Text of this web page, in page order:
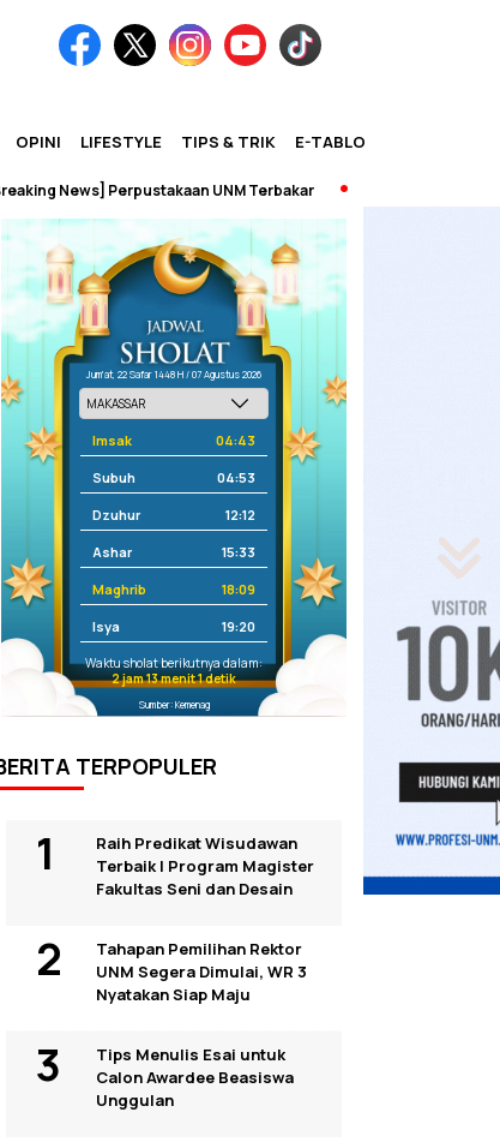
OPINI LIFESTYLE TIPS & TRIK E-TABLOID
Perpustakaan UNM Terbakar
Jum'at, 22 Safar 1448 H / 07 Agustus 2026
Imsak 04:43
Subuh 04:53
Dzuhur 12:12
Ashar 15:33
Maghrib 18:09
Isya 19:20
Waktu sholat berikutnya dalam:
2 jam 13 menit 0 detik
Sumber: Kemenag
TERPOPULER
Raih Predikat Wisudawan
Terbaik I Program Magister
Fakultas Seni dan Desain
Tahapan Pemilihan Rektor
UNM Segera Dimulai, WR 3
Nyatakan Siap Maju
Tips Menulis Esai untuk
Calon Awardee Beasiswa
Unggulan